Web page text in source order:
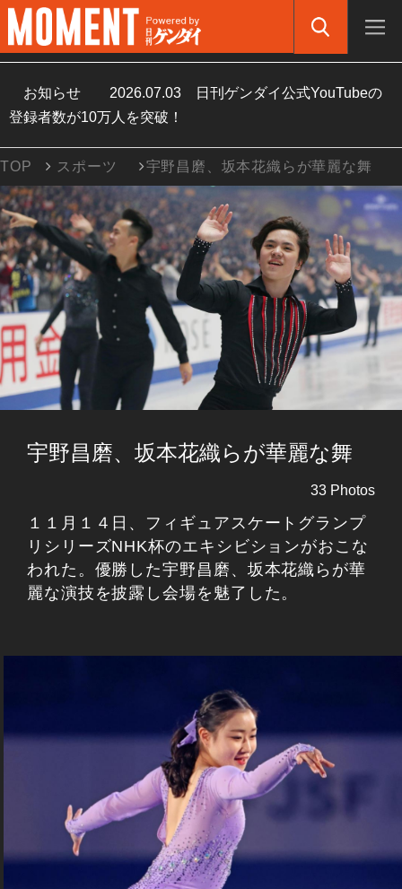
お知らせ 2026.07.03
日刊ゲンダイ公式YouTubeの
登録者数が10万人を突破！
TOP スポーツ 宇野昌磨、坂本花織らが華麗な舞
宇野昌磨、坂本花織らが華麗な舞
33 Photos
１１月１４日、フィギュアスケートグランプ
リシリーズNHK杯のエキシビションがおこな
われた。優勝した宇野昌磨、坂本花織らが華
麗な演技を披露し会場を魅了した。